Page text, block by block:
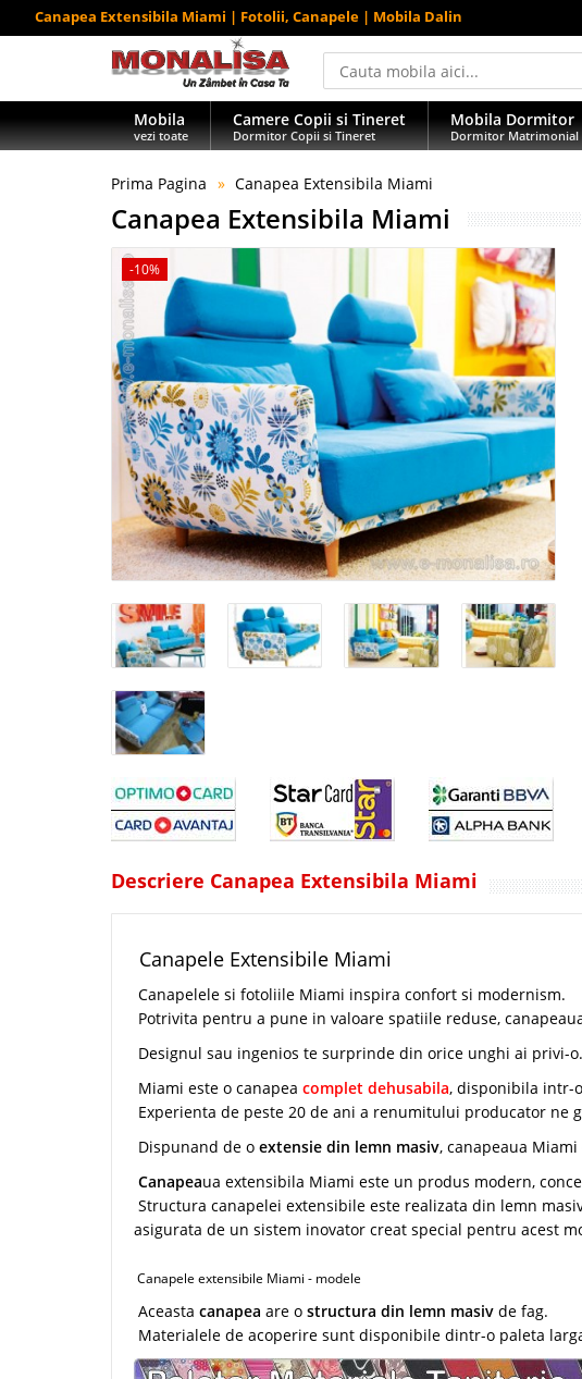
Canapea Extensibila Miami | Fotolii, Canapele | Mobila Dalin
Mobila
vezi toate
Camere Copii si Tineret
Dormitor Copii si Tineret
Mobila Dormitor
Dormitor Matrimonial
Prima Pagina Canapea Extensibila Miami
Canapea Extensibila Miami
-10%
Descriere Canapea Extensibila Miami
Canapele Extensibile Miami
Canapelele si fotoliile Miami inspira confort si modernism.
Potrivita pentru a pune in valoare spatiile reduse,
Designul sau ingenios te surprinde din orice unghi ai privi-o.
Miami este o canapea complet dehusabila, disponibila intr-
Experienta de peste 20 de ani a renumitului producator ne
Dispunand de o extensie din lemn masiv, canapeaua
Canapeaua extensibila Miami este un produs modern,
Structura canapelei extensibile este realizata din lemn
asigurata de un sistem inovator creat special pentru acest
Canapele extensibile Miami - modele
Aceasta canapea are o structura din lemn masiv de fag.
Materialele de acoperire sunt disponibile dintr-o paleta